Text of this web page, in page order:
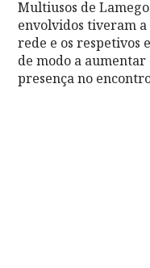
Multiusos de
envolvidos tiveram
rede e os respetivos
de modo a
presença no